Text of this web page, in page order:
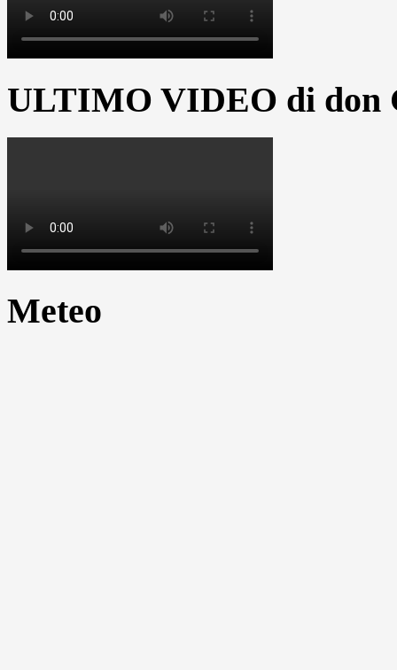
ULTIMO VIDEO di don
Meteo